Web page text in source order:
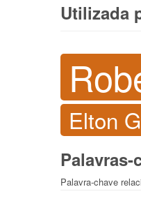
Utilizada
Elton
Palavra-chave